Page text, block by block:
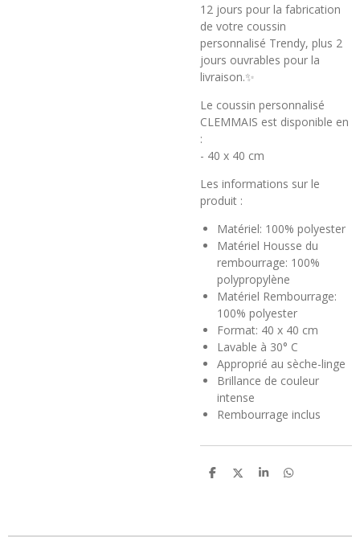
12 jours pour la fabrication
de votre coussin
personnalisé Trendy, plus 2
jours ouvrables pour la
livraison.✨
Le coussin personnalisé
CLEMMAIS est disponible en
:
- 40 x 40 cm
Les informations sur le
produit :
Matériel: 100% polyester
Matériel Housse du
rembourrage: 100%
polypropylène
Matériel Rembourrage:
100% polyester
Format: 40 x 40 cm
Lavable à 30° C
Approprié au sèche-linge
Brillance de couleur
intense
Rembourrage inclus
P
g
P
g
P
g
P
g